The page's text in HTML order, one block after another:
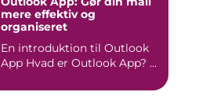
mere effektiv og
organiseret
En introduktion til Outlook
App Hvad er Outlook App? ...